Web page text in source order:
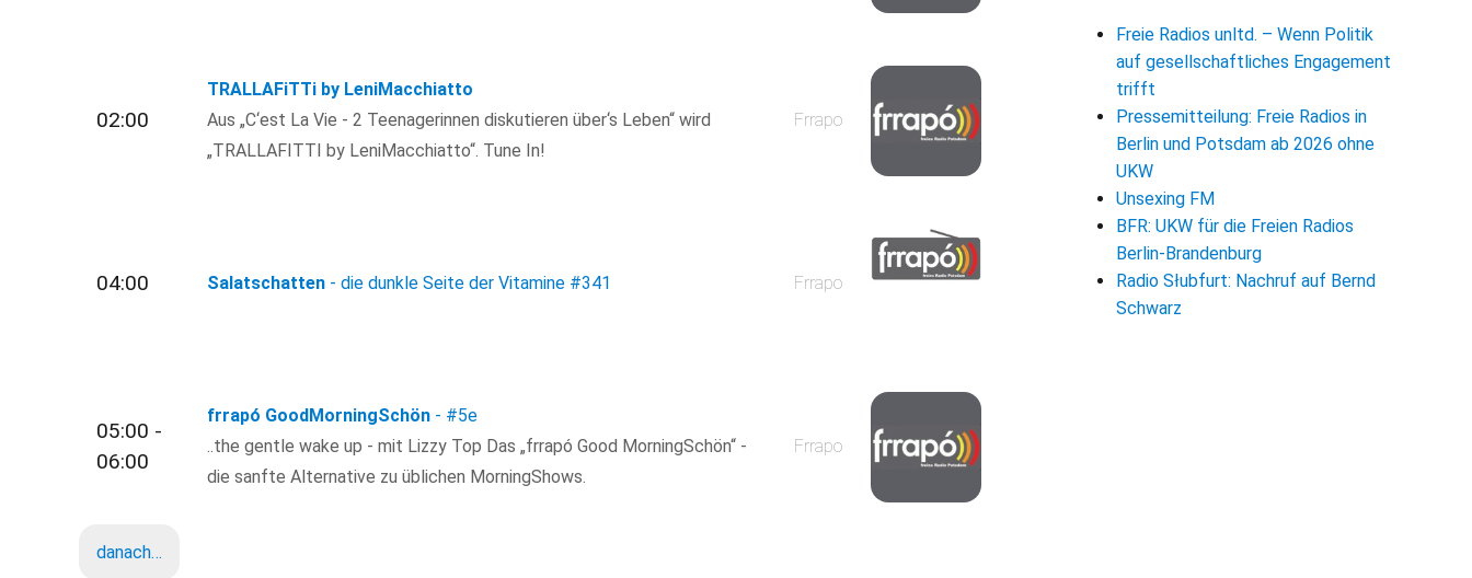
02:00
TRALLAFiTTi by LeniMacchiatto
Aus „C‘est La Vie - 2 Teenagerinnen diskutieren über‘s Leben“ wird
„TRALLAFITTI by LeniMacchiatto“. Tune In!
Frrapo
04:00 Salatschatten - die dunkle Seite der Vitamine #341 Frrapo
05:00 -
06:00
frrapó GoodMorningSchön - #5e
..the gentle wake up - mit Lizzy Top Das „frrapó Good MorningSchön“ -
die sanfte Alternative zu üblichen MorningShows.
Frrapo
danach…
Freie Radios unltd. – Wenn Politik
auf gesellschaftliches Engagement
trifft
Pressemitteilung: Freie Radios in
Berlin und Potsdam ab 2026 ohne
UKW
Unsexing FM
BFR: UKW für die Freien Radios
Berlin-Brandenburg
Radio Słubfurt: Nachruf auf Bernd
Schwarz